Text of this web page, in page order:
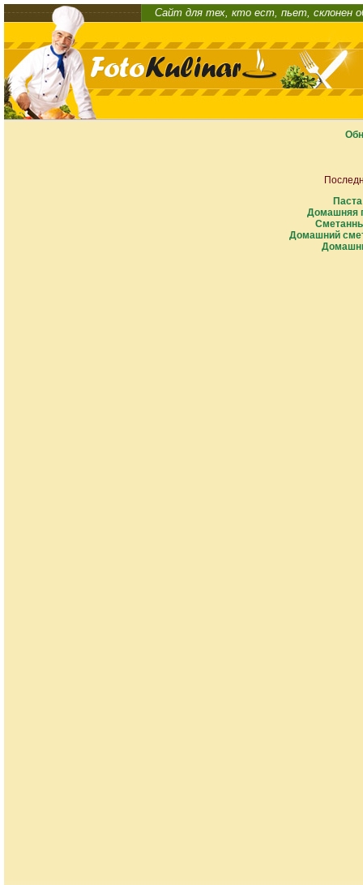
Сайт для тех, кто ест, пьет, склонен
Домашняя
Домашний